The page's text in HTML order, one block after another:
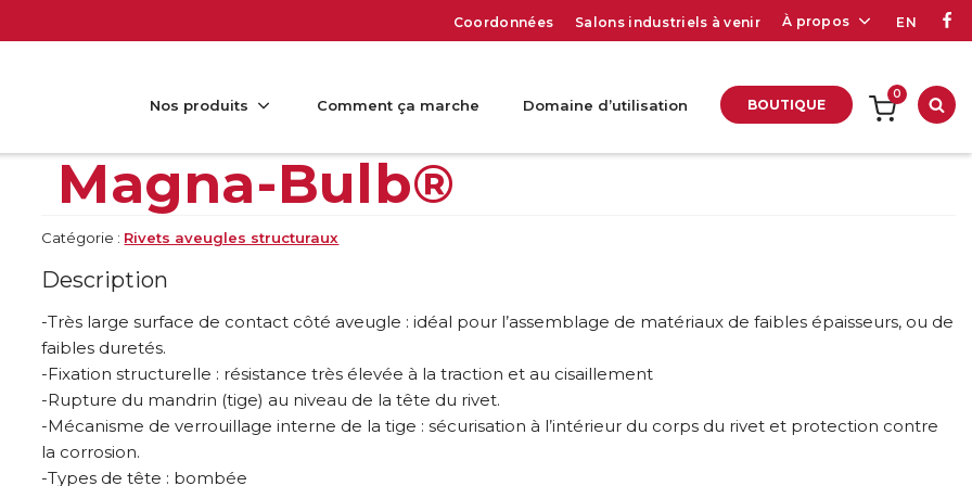
Coordonnées Salons industriels à venir À propos EN
Nos produits Comment ça marche Domaine d’utilisation BOUTIQUE
0
Magna-Bulb®
Catégorie : Rivets aveugles structuraux
Description
-Très large surface de contact côté aveugle : idéal pour l’assemblage de matériaux de faibles épaisseurs, ou de
faibles duretés.
-Fixation structurelle : résistance très élevée à la traction et au cisaillement
-Rupture du mandrin (tige) au niveau de la tête du rivet.
-Mécanisme de verrouillage interne de la tige : sécurisation à l’intérieur du corps du rivet et protection contre
la corrosion.
-Types de tête : bombée